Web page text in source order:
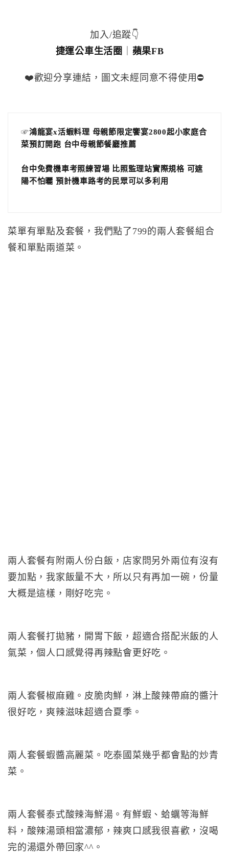
加入/追蹤👇
捷運公車生活圈
蘋果FB
❤️歡迎分享連結，圖文未經同意不得使用⛔️
☞鴻龍宴x活蝦料理 母親節限定饗宴2800起小家庭合
菜預訂開跑 台中母親節餐廳推薦
台中免費機車考照練習場 比照監理站實際規格 可遮
陽不怕曬 預計機車路考的民眾可以多利用
菜單有單點及套餐，我們點了799的兩人套餐組合
餐和單點兩道菜。
兩人套餐有附兩人份白飯，店家問另外兩位有沒有
要加點，我家飯量不大，所以只有再加一碗，份量
大概是這樣，剛好吃完。
兩人套餐打拋豬，開胃下飯，超適合搭配米飯的人
氣菜，個人口感覺得再辣點會更好吃。
兩人套餐椒麻雞。皮脆肉鮮，淋上酸辣帶麻的醬汁
很好吃，爽辣滋味超適合夏季。
兩人套餐蝦醬高麗菜。吃泰國菜幾乎都會點的炒青
菜。
兩人套餐泰式酸辣海鮮湯。有鮮蝦、蛤蠣等海鮮
料，酸辣湯頭相當濃郁，辣爽口感我很喜歡，沒喝
完的湯還外帶回家^^。